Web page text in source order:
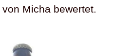
Micha bewertet.